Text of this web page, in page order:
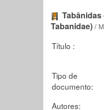
Tabanidae) /
Título :
Tipo de
documento:
Autores: